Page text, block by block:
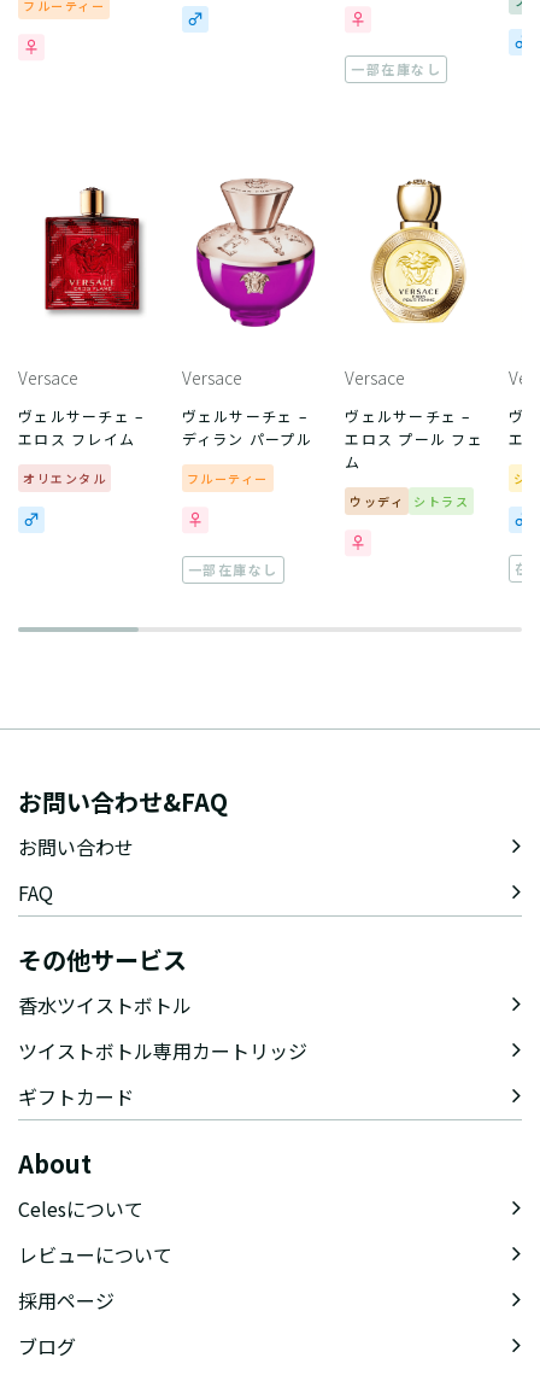
フルーティー
一部在庫なし
Versace
ヴェルサーチェ –
エロス フレイム
オリエンタル
Versace
ヴェルサーチェ –
ディラン パープル
フルーティー
一部在庫なし
Versace
ヴェルサーチェ –
エロス プール フェ
ム
ウッディ シトラス
ヴ
エ
シ
在
お問い合わせ&FAQ
お問い合わせ
FAQ
その他サービス
香水ツイストボトル
ツイストボトル専用カートリッジ
ギフトカード
About
Celesについて
レビューについて
採用ページ
ブログ